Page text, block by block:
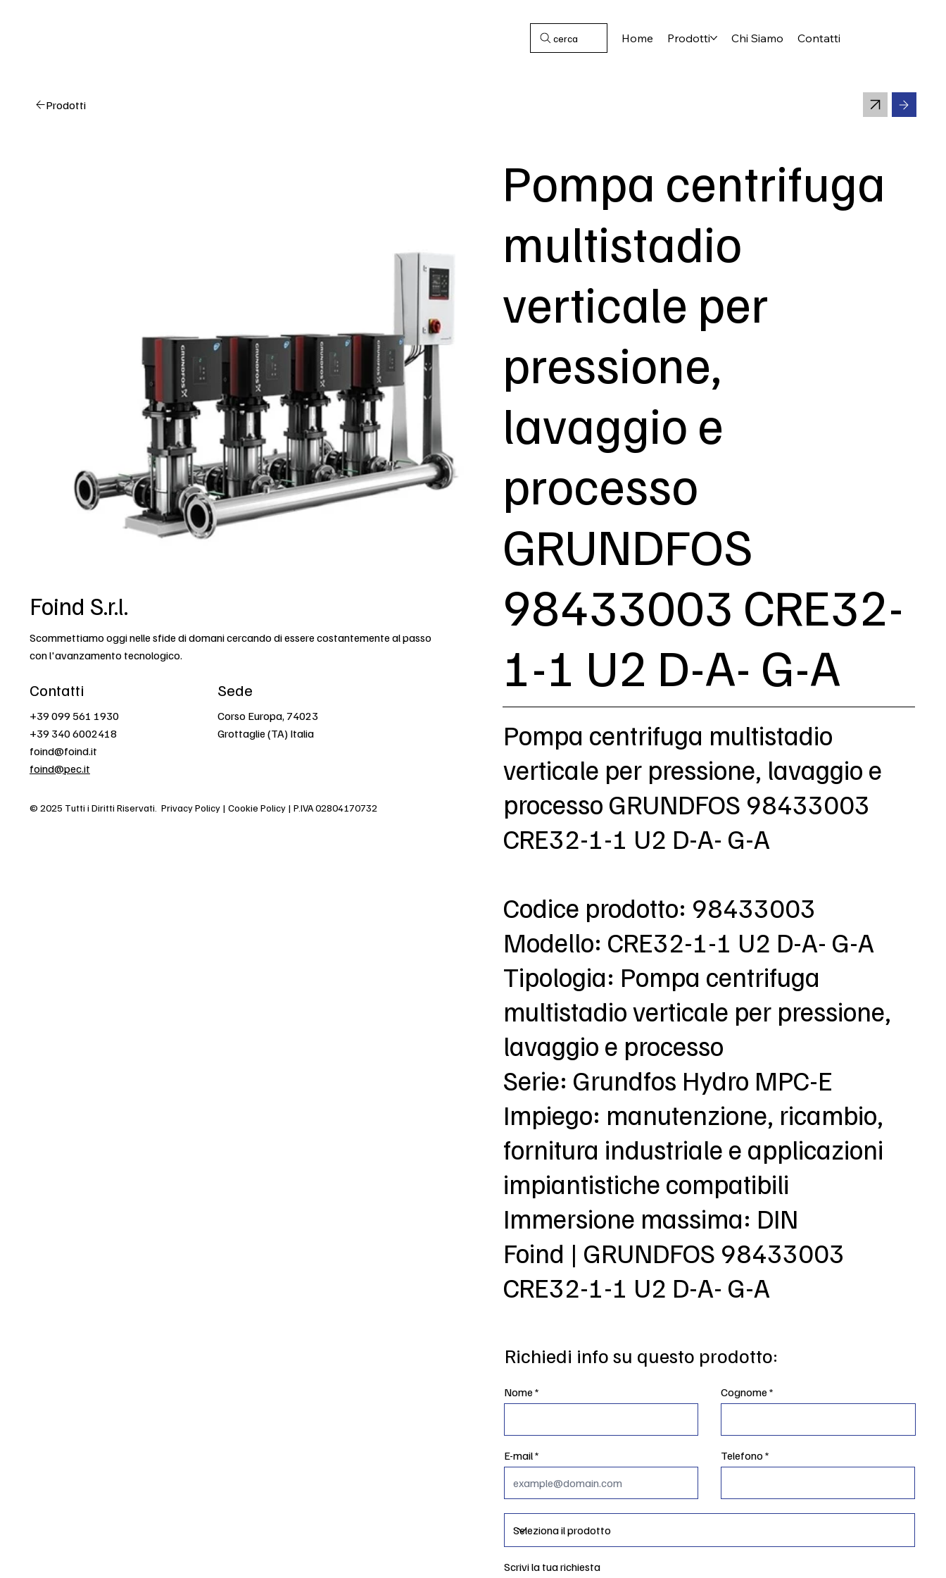
cerca Home Prodotti Chi Siamo Contatti
Prodotti
Foind S.r.l.
Scommettiamo oggi nelle sfide di domani cercando di essere costantemente al passo
con l'avanzamento tecnologico.
Contatti
+39 099 561 1930
+39 340 6002418
foind@foind.it
foind@pec.it
Sede
Corso Europa, 74023
Grottaglie (TA) Italia
© 2025 Tutti i Diritti Riservati. Privacy Policy | Cookie Policy | P.IVA 02804170732
Pompa centrifuga
multistadio
verticale per
pressione,
lavaggio e
processo
GRUNDFOS
98433003 CRE32-
1-1 U2 D-A- G-A
Pompa centrifuga multistadio
verticale per pressione, lavaggio e
processo GRUNDFOS 98433003
CRE32-1-1 U2 D-A- G-A
Codice prodotto: 98433003
Modello: CRE32-1-1 U2 D-A- G-A
Tipologia: Pompa centrifuga
multistadio verticale per pressione,
lavaggio e processo
Serie: Grundfos Hydro MPC-E
Impiego: manutenzione, ricambio,
fornitura industriale e applicazioni
impiantistiche compatibili
Immersione massima: DIN
Foind | GRUNDFOS 98433003
CRE32-1-1 U2 D-A- G-A
Richiedi info su questo prodotto:
Nome Cognome
E-mail Telefono
Scrivi la tua richiesta